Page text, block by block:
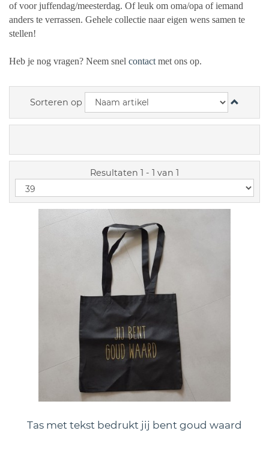
of voor juffendag/meesterdag. Of leuk om oma/opa of iemand
anders te verrassen. Gehele collectie naar eigen wens samen te
stellen!
Heb je nog vragen? Neem snel contact met ons op.
Sorteren op
Resultaten 1 - 1 van 1
Tas met tekst bedrukt jij bent goud waard